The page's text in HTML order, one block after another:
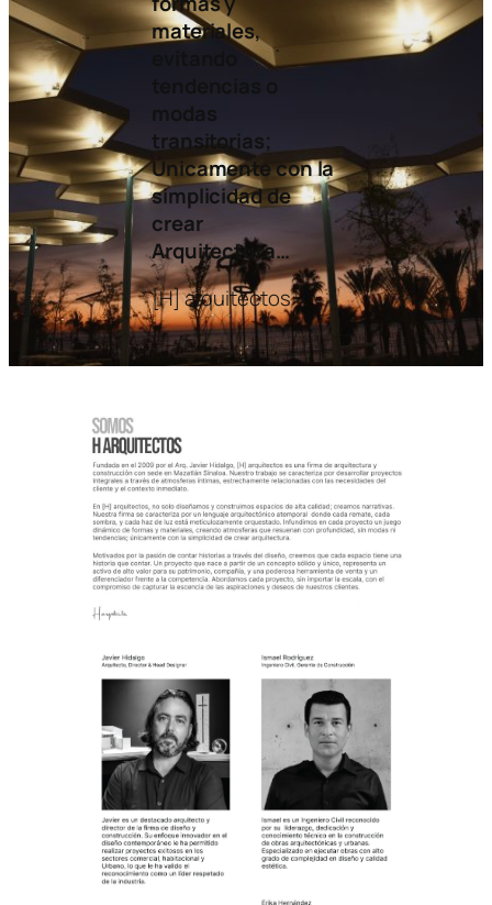
materiales,
tendencias o
modas
transitorias;
Únicamente con la
simplicidad de
crear
Arquitectura…
[H] arquitectos